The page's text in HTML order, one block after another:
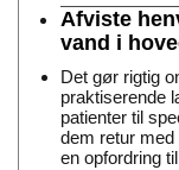
Afviste
vand i
Det gør rigtig
praktiserende
patienter til
dem retur med
en opfordring